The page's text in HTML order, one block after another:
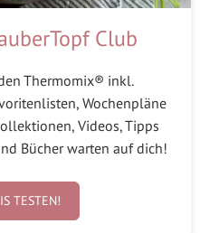
Club
Thermomix® inkl.
Wochenpläne
Videos, Tipps
Bücher warten auf dich!
TESTEN!